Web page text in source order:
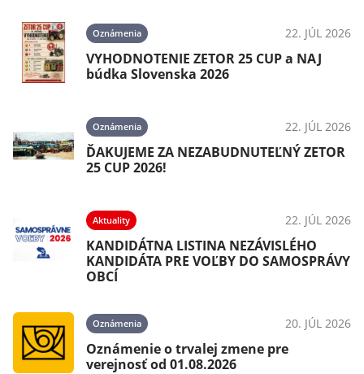
Oznámenia 22. JÚL 2026
VYHODNOTENIE ZETOR 25 CUP a NAJ
búdka Slovenska 2026
Oznámenia 22. JÚL 2026
ĎAKUJEME ZA NEZABUDNUTEĽNÝ ZETOR
25 CUP 2026!
Aktuality 22. JÚL 2026
KANDIDÁTNA LISTINA NEZÁVISLÉHO
KANDIDÁTA PRE VOĽBY DO SAMOSPRÁVY
OBCÍ
Oznámenia 20. JÚL 2026
Oznámenie o trvalej zmene pre
verejnosť od 01.08.2026